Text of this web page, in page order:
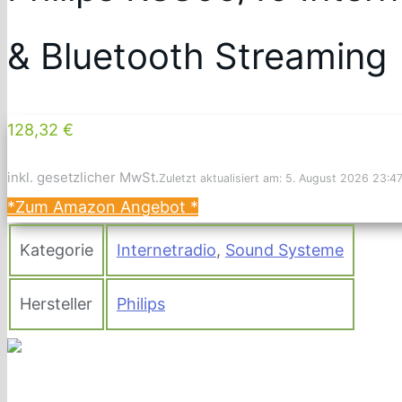
& Bluetooth Streaming
128,32 €
inkl. gesetzlicher MwSt.Zuletzt aktualisiert am: 5. August 2026 23:47
*Zum Amazon Angebot *
Kategorie Internetradio, Sound Systeme
Hersteller Philips